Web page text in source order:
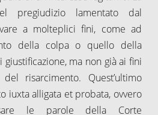
pregiudizio lamentato dal
a molteplici fini, come ad
della colpa o quello della
giustificazione, ma non già ai fini
risarcimento. Quest’ultimo
iuxta alligata et probata, ovvero
le parole della Corte